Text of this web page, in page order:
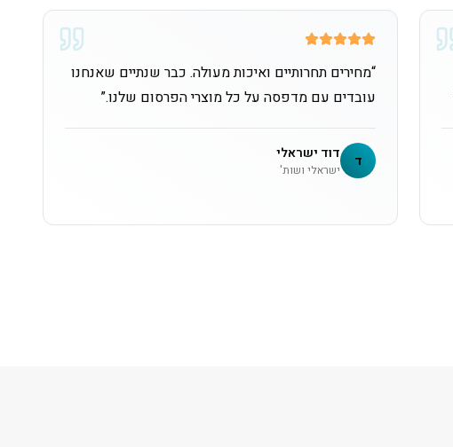
“מחירים תחרותיים ואיכות מעולה. כבר שנתיים שאנחנו
עובדים עם מדפסה על כל מוצרי הפרסום שלנו.”
ד דוד ישראלי
ישראלי ושות'